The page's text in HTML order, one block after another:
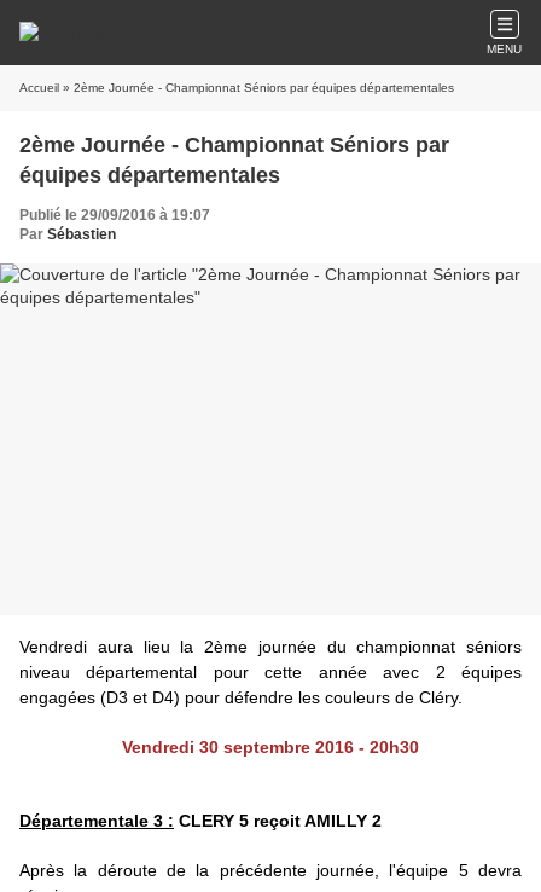
MENU
Accueil » 2ème Journée - Championnat Séniors par équipes départementales
2ème Journée - Championnat Séniors par
équipes départementales
Publié le 29/09/2016 à 19:07
Par Sébastien
Vendredi aura lieu la 2ème journée du championnat séniors
niveau départemental pour cette année avec 2 équipes
engagées (D3 et D4) pour défendre les couleurs de Cléry.
Vendredi 30 septembre 2016 - 20h30
Départementale 3 : CLERY 5 reçoit AMILLY 2
Après la déroute de la précédente journée, l'équipe 5 devra